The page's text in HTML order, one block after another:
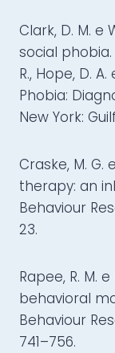
Clark, D. M. e
social phobia.
R., Hope, D.
Phobia:
New York:
Craske, M. G.
therapy: an
Behaviour
23.
Rapee, R. M.
behavioral
Behaviour
741–756.